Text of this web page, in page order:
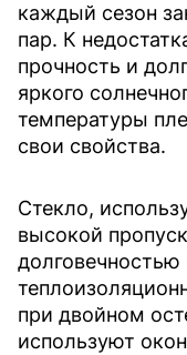
каждый сезон
пар. К
прочность и
яркого
температуры
свои свойства.
Стекло,
высокой
при двойном
используют